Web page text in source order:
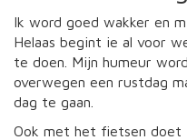
Ik word goed wakker en
Helaas begint ie al voor
te doen. Mijn humeur
overwegen een rustdag
dag te gaan.
Ook met het fietsen doet